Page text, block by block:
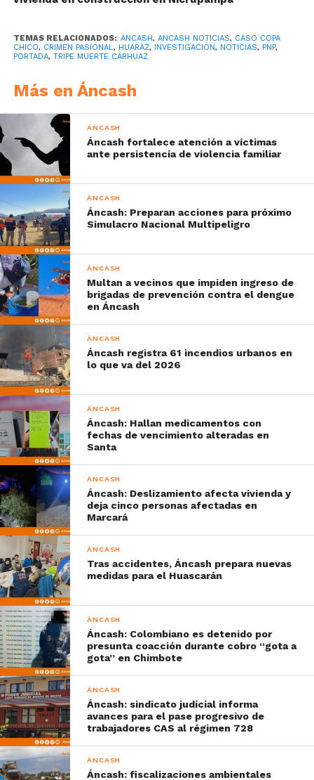
TEMAS RELACIONADOS: ÁNCASH, ANCASH NOTICIAS, CASO COPA
CHICO, CRIMEN PASIONAL, HUARAZ, INVESTIGACIÓN, NOTICIAS, PNP,
PORTADA, TRIPE MUERTE CARHUAZ
Más en Áncash
ÁNCASH
Áncash fortalece atención a víctimas
ante persistencia de violencia familiar
ÁNCASH
Áncash: Preparan acciones para próximo
Simulacro Nacional Multipeligro
ÁNCASH
Multan a vecinos que impiden ingreso de
brigadas de prevención contra el dengue
en Áncash
ÁNCASH
Áncash registra 61 incendios urbanos en
lo que va del 2026
ÁNCASH
Áncash: Hallan medicamentos con
fechas de vencimiento alteradas en
Santa
ÁNCASH
Áncash: Deslizamiento afecta vivienda y
deja cinco personas afectadas en
Marcará
ÁNCASH
Tras accidentes, Áncash prepara nuevas
medidas para el Huascarán
ÁNCASH
Áncash: Colombiano es detenido por
presunta coacción durante cobro “gota a
gota” en Chimbote
ÁNCASH
Áncash: sindicato judicial informa
avances para el pase progresivo de
trabajadores CAS al régimen 728
ÁNCASH
Áncash: fiscalizaciones ambientales